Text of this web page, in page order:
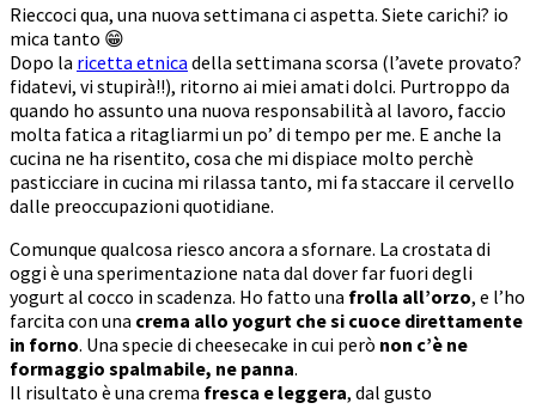
Rieccoci qua, una nuova settimana ci aspetta. Siete carichi? io
mica tanto 😁
Dopo la ricetta etnica della settimana scorsa (l’avete provato?
fidatevi, vi stupirà!!), ritorno ai miei amati dolci. Purtroppo da
quando ho assunto una nuova responsabilità al lavoro, faccio
molta fatica a ritagliarmi un po’ di tempo per me. E anche la
cucina ne ha risentito, cosa che mi dispiace molto perchè
pasticciare in cucina mi rilassa tanto, mi fa staccare il cervello
dalle preoccupazioni quotidiane.
Comunque qualcosa riesco ancora a sfornare. La crostata di
oggi è una sperimentazione nata dal dover far fuori degli
yogurt al cocco in scadenza. Ho fatto una frolla all’orzo, e l’ho
farcita con una crema allo yogurt che si cuoce direttamente
in forno. Una specie di cheesecake in cui però non c’è ne
formaggio spalmabile, ne panna.
Il risultato è una crema fresca e leggera, dal gusto